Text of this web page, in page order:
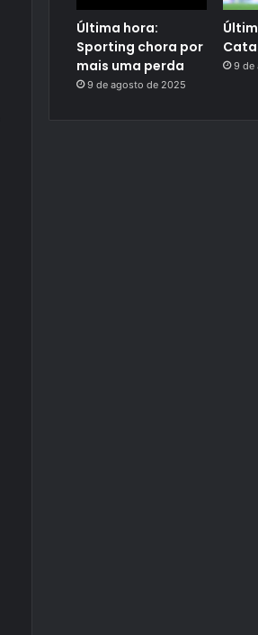
Última hora:
Sporting chora por
mais uma perda
9 de agosto de 2025
9 de